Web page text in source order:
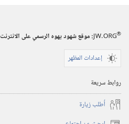
JW.ORG®
:‏ موقع شهود يهوه الرسمي على الانترنت
إعدادات المظهر
روابط سريعة
أُطلب زيارة